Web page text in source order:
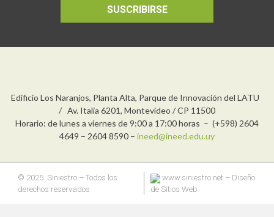
SUSCRIBIRSE
Edificio Los Naranjos, Planta Alta, Parque de Innovación del LATU
/ Av. Italia 6201, Montevideo / CP 11500
Horario: de lunes a viernes de 9:00 a 17:00 horas – (+598) 2604
4649 – 2604 8590 – ineed@ineed.edu.uy
© 2025. Siniestro – Todos los
derechos reservados
www.siniestro.net– Diseño
de Sitios Web